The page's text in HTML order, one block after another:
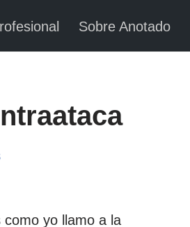
Sobre Anotado
como yo llamo a la